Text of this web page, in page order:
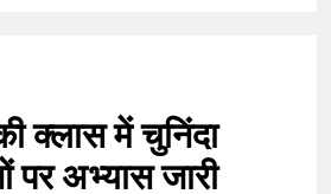
क्लास में चुनिंदा
पर अभ्यास जारी